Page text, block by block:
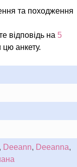
та походження
відповідь на 5
анкету.
, Deeann, Deeanna,